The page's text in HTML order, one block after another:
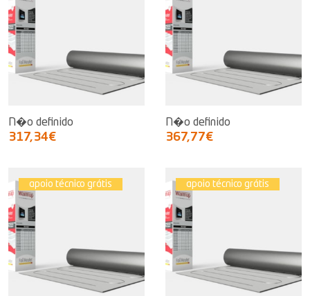
N�o definido
317,34€
N�o definido
367,77€
apoio técnico grátis apoio técnico grátis